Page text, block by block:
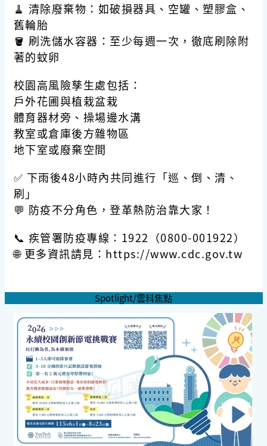
🧹 清除廢棄物：如破損器具、空罐、塑膠盒、
舊輪胎
🪣 刷洗儲水容器：至少每週一次，徹底刷除附
著的蚊卵
校園高風險孳生處包括：
戶外花圃與植栽盆栽
體育器材旁、操場邊水溝
教室或倉庫後方雜物區
地下室或廢棄空間
✅ 下雨後48小時內共同進行「巡、倒、清、
刷」
💬 防疫不分角色，登革熱防治靠大家！
📞 疾管署防疫專線：1922（0800-001922）
🌐 更多資訊請見：https://www.cdc.gov.tw
Spotlight/雲科焦點